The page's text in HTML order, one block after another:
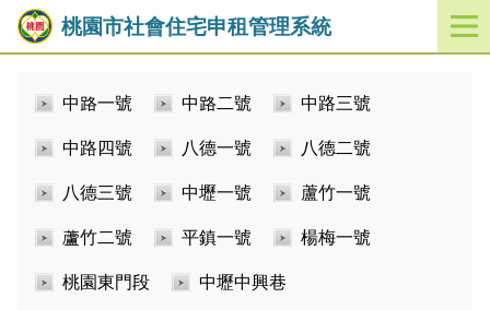
桃園市社會住宅申租管理系統
開
啟
中路一號 中路二號 中路三號
中路四號 八德一號 八德二號
八德三號 中壢一號 蘆竹一號
蘆竹二號 平鎮一號 楊梅一號
桃園東門段 中壢中興巷